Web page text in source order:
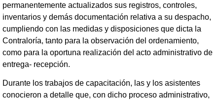
permanentemente actualizados sus registros, controles,
inventarios y demás documentación relativa a su despacho,
cumpliendo con las medidas y disposiciones que dicta la
Contraloría, tanto para la observación del ordenamiento,
como para la oportuna realización del acto administrativo de
entrega- recepción.
Durante los trabajos de capacitación, las y los asistentes
conocieron a detalle que, con dicho proceso administrativo,